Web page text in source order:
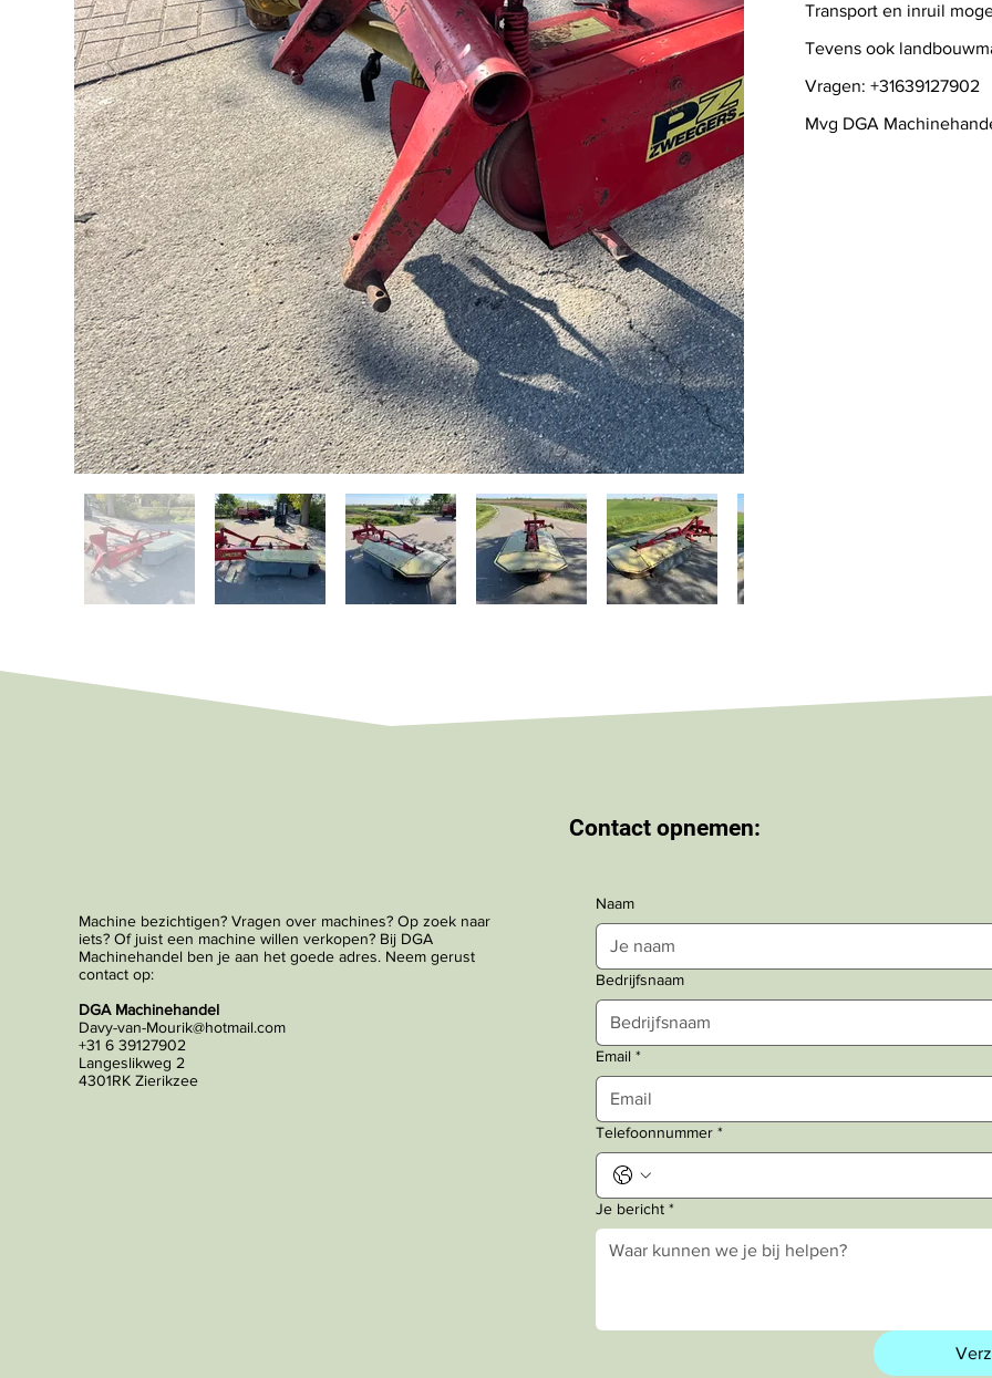
Transport en inruil
Tevens ook
Vragen: +31639127902
Mvg DGA
Contact opnemen:
Naam
Bedrijfsnaam
Email *
Telefoonnummer *
Je bericht *
Machine bezichtigen? Vragen over machines? Op zoek naar
iets? Of juist een machine willen verkopen? Bij DGA
Machinehandel ben je aan het goede adres. Neem gerust
contact op:
DGA Machinehandel
Davy-van-Mourik@hotmail.com
+31 6 39127902
Langeslikweg 2
4301RK Zierikzee